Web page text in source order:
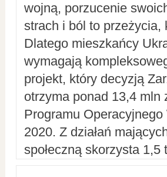
wojną, porzucenie
strach i ból to przeżycia,
Dlatego mieszkańcy
wymagają
projekt, który decyzją
otrzyma ponad 13,4 mln
Programu
2020. Z działań
społeczną skorzysta 1,5